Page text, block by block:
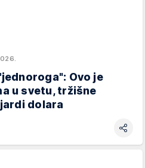
Ovo je
u svetu, tržišne
dolara